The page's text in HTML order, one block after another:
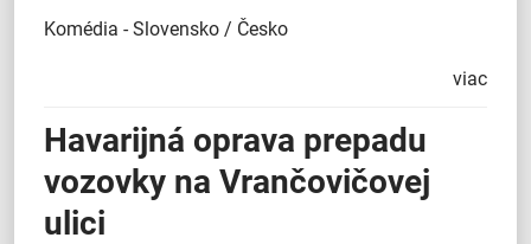
Komédia - Slovensko / Česko
viac
Havarijná oprava prepadu
vozovky na Vrančovičovej
ulici